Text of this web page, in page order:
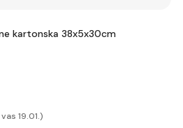
kartonska 38x5x30cm
19.01.)